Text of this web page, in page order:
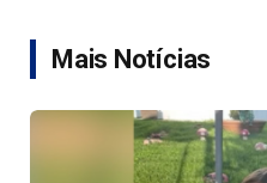
Mais Notícias